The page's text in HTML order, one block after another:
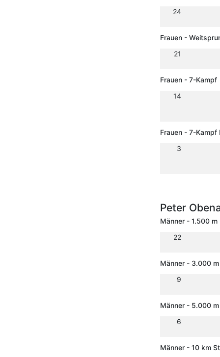
24
Frauen -
21
Frauen - 7-Kampf
14
Frauen - 7-
3
Peter
Männer - 1.500 m
22
Männer - 3.000 m
9
Männer - 5.000 m
6
Männer - 10 km